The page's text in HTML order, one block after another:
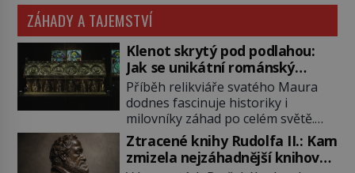
ZÁHADY A TAJEMSTVÍ
Klenot skrytý pod podlahou:
Jak se unikátní románský
poklad dostal do zapadlého
Bečova?
Příběh relikviáře svatého Maura
dodnes fascinuje historiky i
milovníky záhad po celém světě.
Tato románská zlatnická památka
ze 13. století je po českých
korunovačních klenotech druhým
Ztracené knihy Rudolfa II.: Kam
zmizela nejzáhadnější knihovna